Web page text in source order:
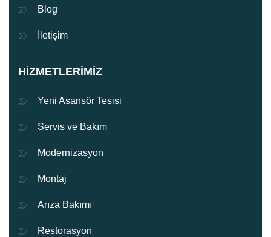
Blog
İletişim
HIZMETLERIMIZ
Yeni Asansör Tesisi
Servis ve Bakım
Modernizasyon
Montaj
Arıza Bakımı
Restorasyon